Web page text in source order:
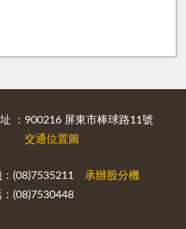
：900216 屏東市棒球路11號
交通位置圖
：(08)7535211 承辦股分機
(08)7530448